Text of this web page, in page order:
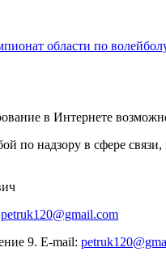
области по
в Интернете
по надзору в сфере
petruk120@gmail.com
9. E-mail: